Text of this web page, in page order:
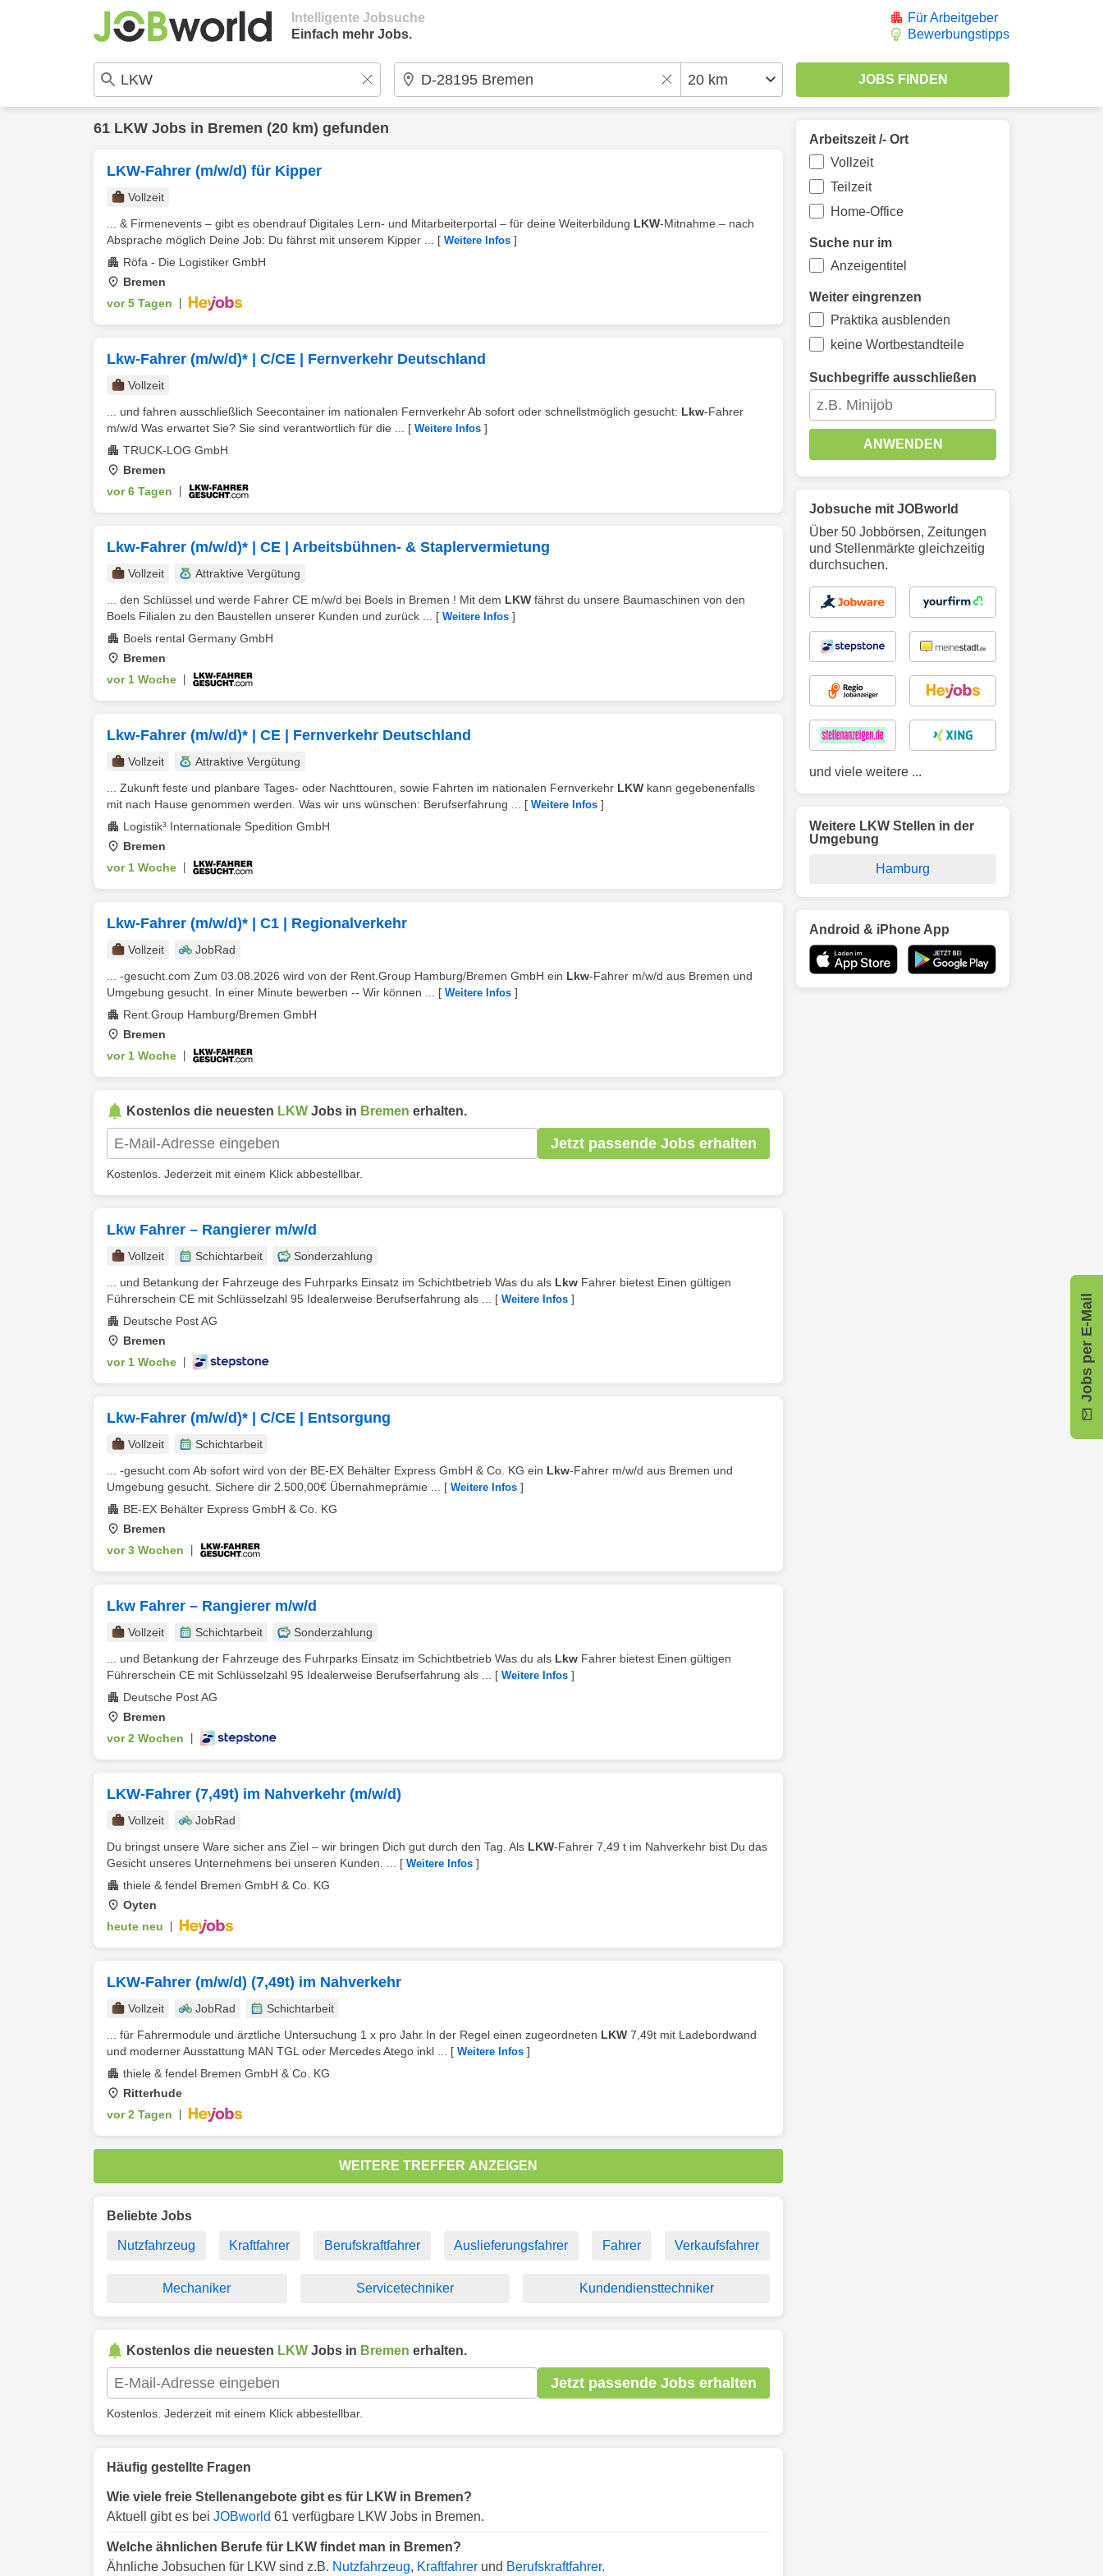
Intelligente Jobsuche
Einfach mehr Jobs.
Für Arbeitgeber
Bewerbungstipps
61 LKW Jobs in Bremen (20 km) gefunden
LKW-Fahrer (m/w/d) für Kipper
Vollzeit
... & Firmenevents – gibt es obendrauf Digitales Lern- und Mitarbeiterportal – für deine Weiterbildung LKW-Mitnahme – nach
Absprache möglich Deine Job: Du fährst mit unserem Kipper ...
[ Weitere Infos ]
Röfa - Die Logistiker GmbH
Bremen
vor 5 Tagen
Lkw-Fahrer (m/w/d)* | C/CE | Fernverkehr Deutschland
Vollzeit
... und fahren ausschließlich Seecontainer im nationalen Fernverkehr Ab sofort oder schnellstmöglich gesucht: Lkw-Fahrer
m/w/d Was erwartet Sie? Sie sind verantwortlich für die ...
[ Weitere Infos ]
TRUCK-LOG GmbH
Bremen
vor 6 Tagen
Lkw-Fahrer (m/w/d)* | CE | Arbeitsbühnen- & Staplervermietung
Vollzeit
Attraktive Vergütung
... den Schlüssel und werde Fahrer CE m/w/d bei Boels in Bremen ! Mit dem LKW fährst du unsere Baumaschinen von den
Boels Filialen zu den Baustellen unserer Kunden und zurück ...
[ Weitere Infos ]
Boels rental Germany GmbH
Bremen
vor 1 Woche
Lkw-Fahrer (m/w/d)* | CE | Fernverkehr Deutschland
Vollzeit
Attraktive Vergütung
... Zukunft feste und planbare Tages- oder Nachttouren, sowie Fahrten im nationalen Fernverkehr LKW kann gegebenenfalls
mit nach Hause genommen werden. Was wir uns wünschen: Berufserfahrung ...
[ Weitere Infos ]
Logistik³ Internationale Spedition GmbH
Bremen
vor 1 Woche
Lkw-Fahrer (m/w/d)* | C1 | Regionalverkehr
Vollzeit
JobRad
... -gesucht.com Zum 03.08.2026 wird von der Rent.Group Hamburg/Bremen GmbH ein Lkw-Fahrer m/w/d aus Bremen und
Umgebung gesucht. In einer Minute bewerben -- Wir können ...
[ Weitere Infos ]
Rent.Group Hamburg/Bremen GmbH
Bremen
vor 1 Woche
Kostenlos die neuesten LKW Jobs in Bremen erhalten.
Jetzt passende Jobs erhalten
Kostenlos. Jederzeit mit einem Klick abbestellbar.
Lkw Fahrer – Rangierer m/w/d
Vollzeit Schichtarbeit
Sonderzahlung
... und Betankung der Fahrzeuge des Fuhrparks Einsatz im Schichtbetrieb Was du als Lkw Fahrer bietest Einen gültigen
Führerschein CE mit Schlüsselzahl 95 Idealerweise Berufserfahrung als ...
[ Weitere Infos ]
Deutsche Post AG
Bremen
vor 1 Woche
Lkw-Fahrer (m/w/d)* | C/CE | Entsorgung
Vollzeit
Schichtarbeit
... -gesucht.com Ab sofort wird von der BE-EX Behälter Express GmbH & Co. KG ein Lkw-Fahrer m/w/d aus Bremen und
Umgebung gesucht. Sichere dir 2.500,00€ Übernahmeprämie ...
[ Weitere Infos ]
BE-EX Behälter Express GmbH & Co. KG
Bremen
vor 3 Wochen
Lkw Fahrer – Rangierer m/w/d
Vollzeit Schichtarbeit
Sonderzahlung
... und Betankung der Fahrzeuge des Fuhrparks Einsatz im Schichtbetrieb Was du als Lkw Fahrer bietest Einen gültigen
Führerschein CE mit Schlüsselzahl 95 Idealerweise Berufserfahrung als ...
[ Weitere Infos ]
Deutsche Post AG
Bremen
vor 2 Wochen
LKW-Fahrer (7,49t) im Nahverkehr (m/w/d)
Vollzeit
JobRad
Du bringst unsere Ware sicher ans Ziel – wir bringen Dich gut durch den Tag. Als LKW-Fahrer 7,49 t im Nahverkehr bist Du das
Gesicht unseres Unternehmens bei unseren Kunden. ...
[ Weitere Infos ]
thiele & fendel Bremen GmbH & Co. KG
Oyten
heute neu
LKW-Fahrer (m/w/d) (7,49t) im Nahverkehr
Vollzeit JobRad
Schichtarbeit
... für Fahrermodule und ärztliche Untersuchung 1 x pro Jahr In der Regel einen zugeordneten LKW 7,49t mit Ladebordwand
und moderner Ausstattung MAN TGL oder Mercedes Atego inkl ...
[ Weitere Infos ]
thiele & fendel Bremen GmbH & Co. KG
Ritterhude
vor 2 Tagen
WEITERE TREFFER ANZEIGEN
Beliebte Jobs
Nutzfahrzeug Kraftfahrer Berufskraftfahrer Auslieferungsfahrer Fahrer Verkaufsfahrer
Mechaniker Servicetechniker Kundendiensttechniker
Kostenlos die neuesten LKW Jobs in Bremen erhalten.
Jetzt passende Jobs erhalten
Kostenlos. Jederzeit mit einem Klick abbestellbar.
Häufig gestellte Fragen
Wie viele freie Stellenangebote gibt es für LKW in Bremen?
Aktuell gibt es bei JOBworld 61 verfügbare LKW Jobs in Bremen.
Welche ähnlichen Berufe für LKW findet man in Bremen?
Ähnliche Jobsuchen für LKW sind z.B. Nutzfahrzeug, Kraftfahrer und Berufskraftfahrer.
Jobs per E-Mail
Arbeitszeit /- Ort
Vollzeit
Teilzeit
Home-Office
Suche nur im
Anzeigentitel
Weiter eingrenzen
Praktika ausblenden
keine Wortbestandteile
Suchbegriffe ausschließen
ANWENDEN
Jobsuche mit JOBworld
Über 50 Jobbörsen, Zeitungen
und Stellenmärkte gleichzeitig
durchsuchen.
und viele weitere ...
Weitere LKW Stellen in der
Umgebung
Hamburg
Android & iPhone App